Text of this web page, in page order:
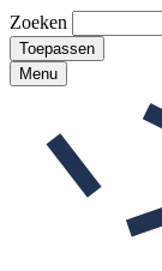
Zoeken
Menu